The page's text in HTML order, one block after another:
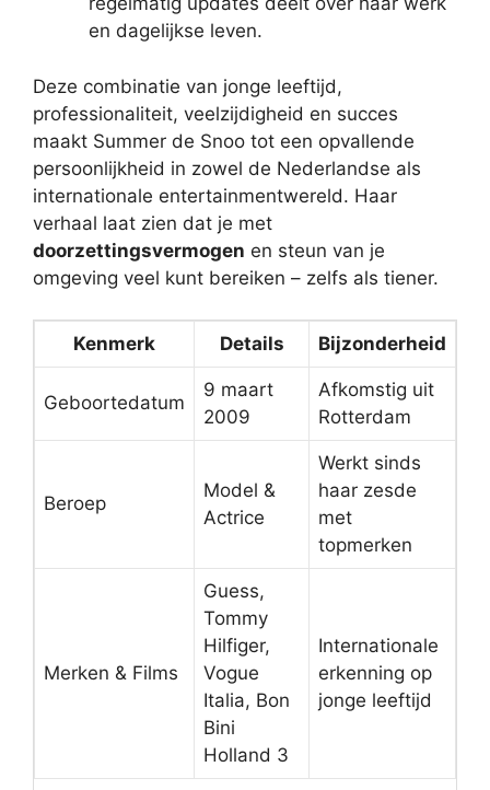
en dagelijkse leven.
Deze combinatie van jonge leeftijd,
professionaliteit, veelzijdigheid en succes
maakt Summer de Snoo tot een opvallende
persoonlijkheid in zowel de Nederlandse als
internationale entertainmentwereld. Haar
verhaal laat zien dat je met
doorzettingsvermogen en steun van je
omgeving veel kunt bereiken – zelfs als tiener.
Kenmerk Details Bijzonderheid
Geboortedatum
9 maart
2009
Afkomstig uit
Rotterdam
Beroep
Model &
Actrice
Werkt sinds
haar zesde
met
topmerken
Merken & Films
Guess,
Tommy
Hilfiger,
Vogue
Italia, Bon
Bini
Holland 3
Internationale
erkenning op
jonge leeftijd